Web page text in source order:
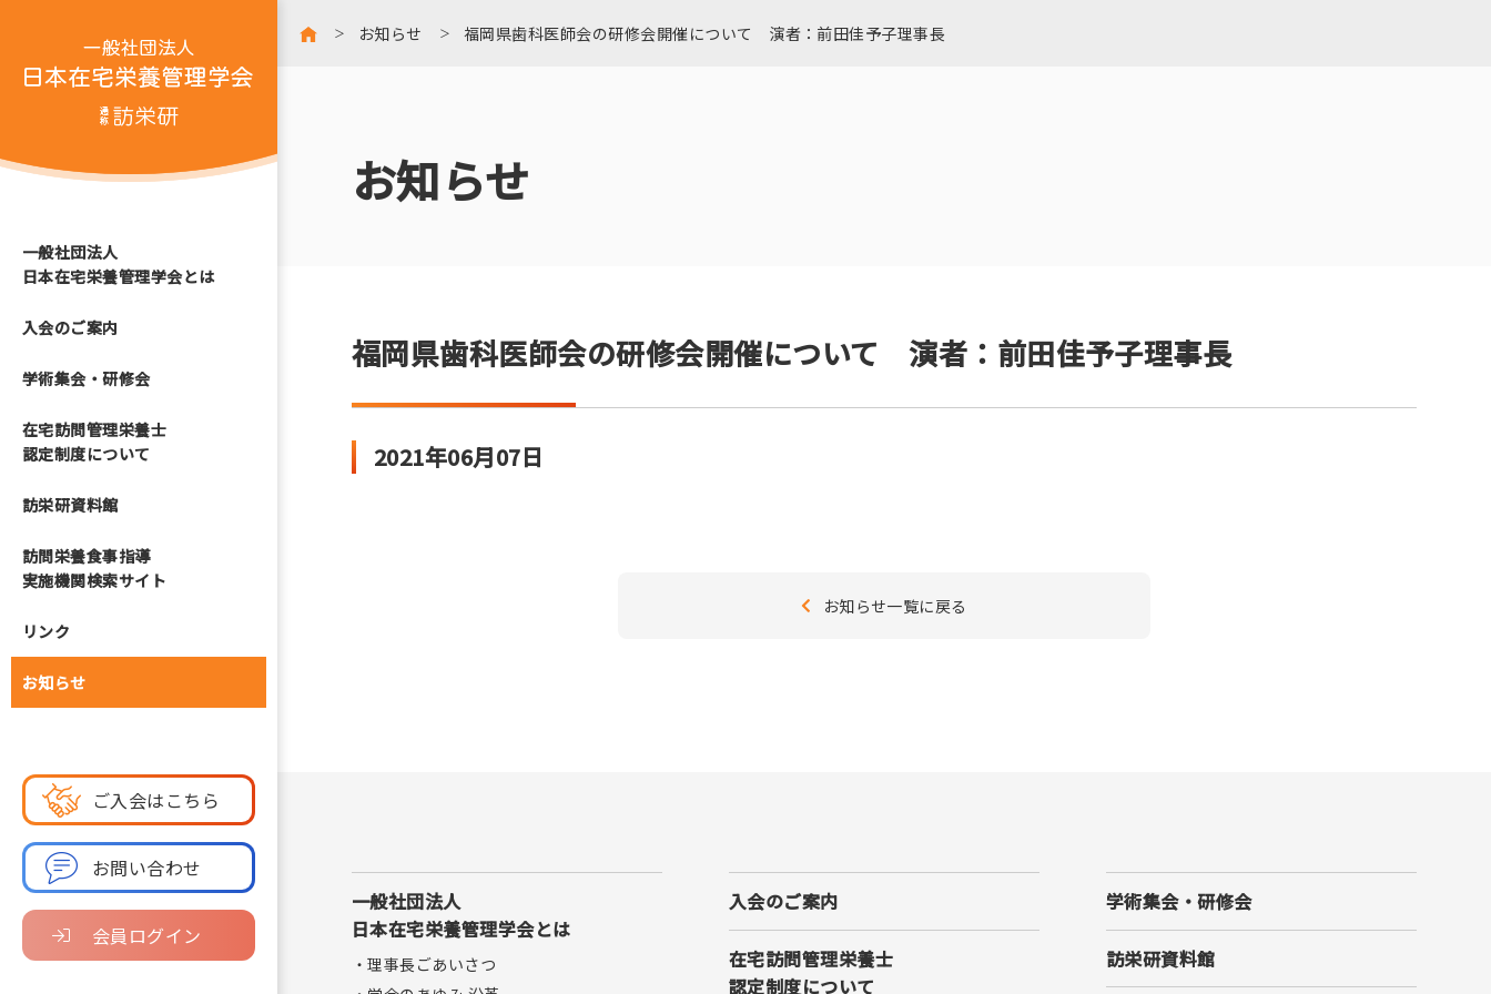
一般社団法人
日本在宅栄養管理学会とは
入会のご案内
学術集会・研修会
在宅訪問管理栄養士
認定制度について
訪栄研資料館
訪問栄養食事指導
実施機関検索サイト
リンク
お知らせ
ご入会はこちら
お問い合わせ
会員ログイン
お知らせ 福岡県歯科医師会の研修会開催について 演者：前田佳予子理事長
お知らせ
福岡県歯科医師会の研修会開催について 演者：前田佳予子理事長
2021年06月07日
お知らせ一覧に戻る
一般社団法人
日本在宅栄養管理学会とは
・理事長ごあいさつ
入会のご案内
在宅訪問管理栄養士
認定制度について
学術集会・研修会
訪栄研資料館